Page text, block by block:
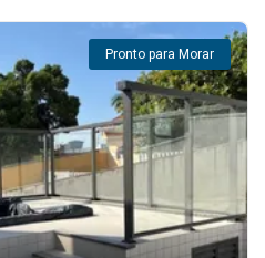
Pronto para Morar